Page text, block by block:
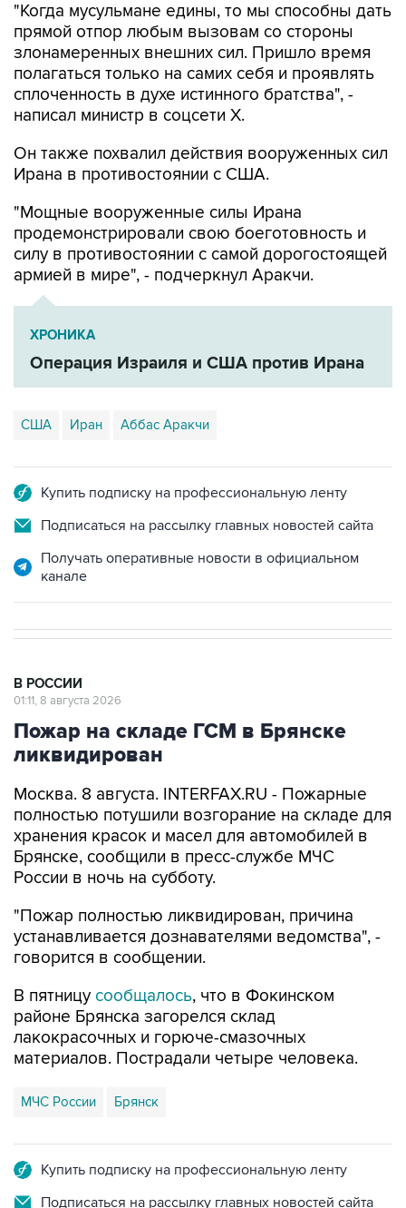
"Когда мусульмане едины, то мы способны дать
прямой отпор любым вызовам со стороны
злонамеренных внешних сил. Пришло время
полагаться только на самих себя и проявлять
сплоченность в духе истинного братства", -
написал министр в соцсети Х.
Он также похвалил действия вооруженных сил
Ирана в противостоянии с США.
"Мощные вооруженные силы Ирана
продемонстрировали свою боеготовность и
силу в противостоянии с самой дорогостоящей
армией в мире", - подчеркнул Аракчи.
ХРОНИКА
Операция Израиля и США против Ирана
США Иран Аббас Аракчи
Купить подписку на профессиональную ленту
Подписаться на рассылку главных новостей сайта
Получать оперативные новости в официальном
канале
В РОССИИ
01:11, 8 августа 2026
Пожар на складе ГСМ в Брянске
ликвидирован
Москва. 8 августа. INTERFAX.RU - Пожарные
полностью потушили возгорание на складе для
хранения красок и масел для автомобилей в
Брянске, сообщили в пресс-службе МЧС
России в ночь на субботу.
"Пожар полностью ликвидирован, причина
устанавливается дознавателями ведомства", -
говорится в сообщении.
В пятницу сообщалось, что в Фокинском
районе Брянска загорелся склад
лакокрасочных и горюче-смазочных
материалов. Пострадали четыре человека.
МЧС России Брянск
Купить подписку на профессиональную ленту
Подписаться на рассылку главных новостей сайта